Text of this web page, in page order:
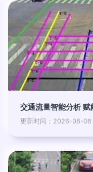
交通流量智能分析
更新时间：2026-08-06